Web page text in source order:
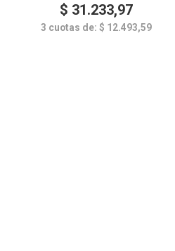
$ 31.233,97
3 cuotas de: $ 12.493,59